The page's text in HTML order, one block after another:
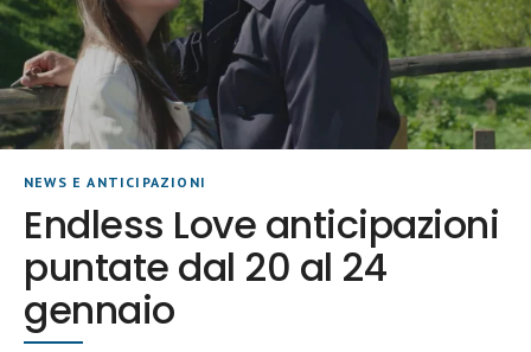
NEWS E ANTICIPAZIONI
Endless Love anticipazioni
puntate dal 20 al 24
gennaio